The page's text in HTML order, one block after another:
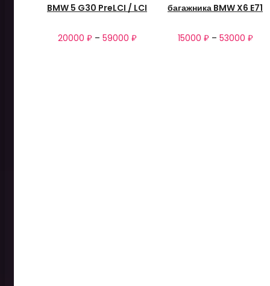
BMW 5 G30 PreLCI / LCI
20000 ₽– 59000 ₽
багажника BMW X6 E71
15000 ₽– 53000 ₽